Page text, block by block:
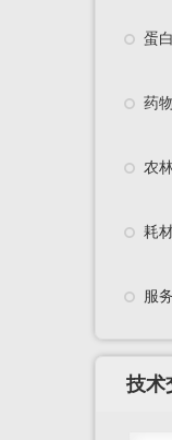
蛋
药
农
耗
服务
技术